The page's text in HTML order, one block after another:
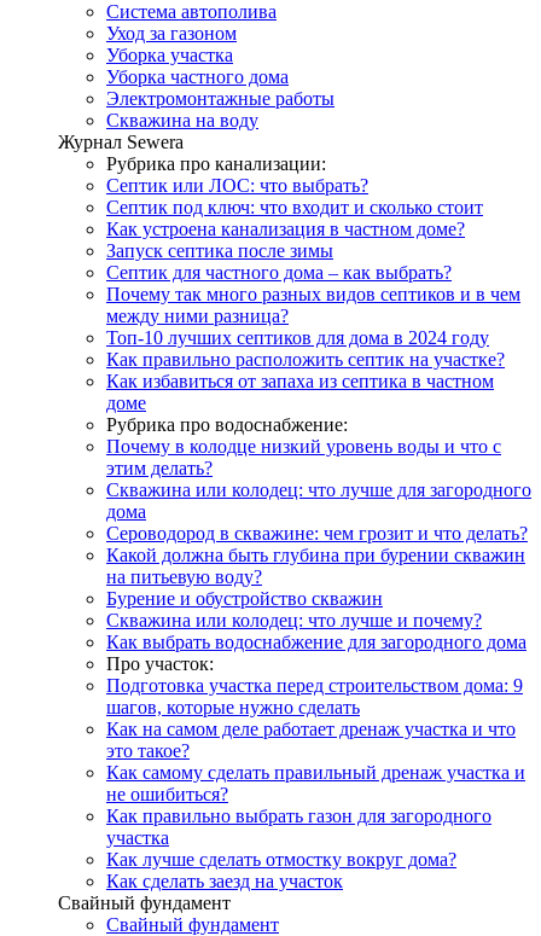
Система автополива
Уход за газоном
Уборка участка
Уборка частного дома
Электромонтажные работы
Скважина на воду
Журнал Sewera
Рубрика про канализации:
Септик или ЛОС: что выбрать?
Септик под ключ: что входит и сколько стоит
Как устроена канализация в частном доме?
Запуск септика после зимы
Септик для частного дома – как выбрать?
Почему так много разных видов септиков и в чем
между ними разница?
Топ-10 лучших септиков для дома в 2024 году
Как правильно расположить септик на участке?
Как избавиться от запаха из септика в частном
доме
Рубрика про водоснабжение:
Почему в колодце низкий уровень воды и что с
этим делать?
Скважина или колодец: что лучше для загородного
дома
Сероводород в скважине: чем грозит и что делать?
Какой должна быть глубина при бурении скважин
на питьевую воду?
Бурение и обустройство скважин
Скважина или колодец: что лучше и почему?
Как выбрать водоснабжение для загородного дома
Про участок:
Подготовка участка перед строительством дома: 9
шагов, которые нужно сделать
Как на самом деле работает дренаж участка и что
это такое?
Как самому сделать правильный дренаж участка и
не ошибиться?
Как правильно выбрать газон для загородного
участка
Как лучше сделать отмостку вокруг дома?
Как сделать заезд на участок
Свайный фундамент
Свайный фундамент